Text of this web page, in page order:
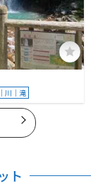
川｜滝
ト